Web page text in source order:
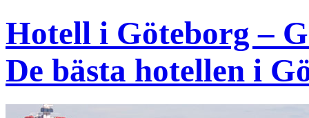
Hotell i Göteborg –
De bästa hotellen i